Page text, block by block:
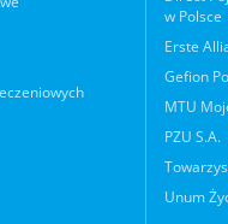
w Polsce
Erste
Gefion
MTU
PZU S.A.
Unum